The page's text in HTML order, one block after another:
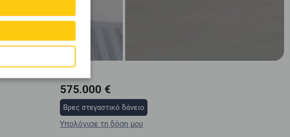
575.000 €
Βρες στεγαστικό δάνειο
Υπολόγισε τη δόση μου